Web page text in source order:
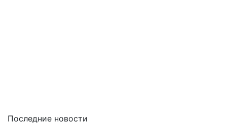
Последние новости